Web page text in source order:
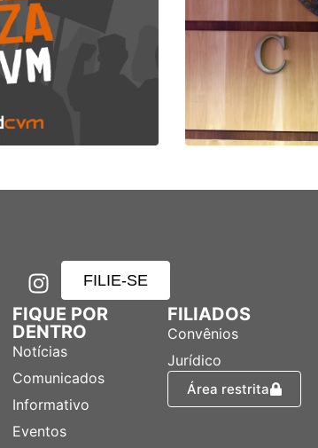
FILIE-SE
FIQUE POR
DENTRO
Notícias
Comunicados
Informativo
Eventos
FILIADOS
Convênios
Jurídico
Área restrita